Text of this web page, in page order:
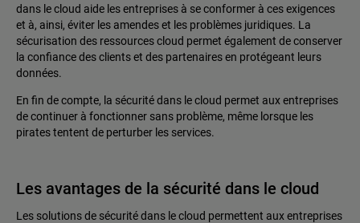
dans le cloud aide les entreprises à se conformer à ces exigences
et à, ainsi, éviter les amendes et les problèmes juridiques. La
sécurisation des ressources cloud permet également de conserver
la confiance des clients et des partenaires en protégeant leurs
données.
En fin de compte, la sécurité dans le cloud permet aux entreprises
de continuer à fonctionner sans problème, même lorsque les
pirates tentent de perturber les services.
Les avantages de la sécurité dans le cloud
Les solutions de sécurité dans le cloud permettent aux entreprises